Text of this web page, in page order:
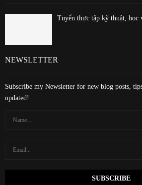
Tuyển thực tập kỹ thuật, học
NEWSLETTER
Subscribe my Newsletter for new blog posts,
updated!